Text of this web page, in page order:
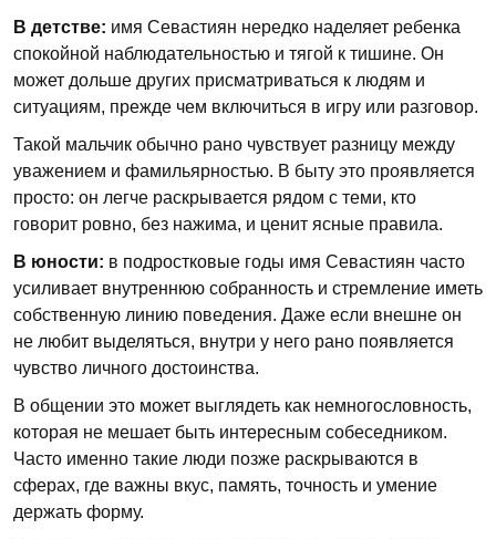
В детстве: имя Севастиян нередко наделяет ребенка
спокойной наблюдательностью и тягой к тишине. Он
может дольше других присматриваться к людям и
ситуациям, прежде чем включиться в игру или разговор.
Такой мальчик обычно рано чувствует разницу между
уважением и фамильярностью. В быту это проявляется
просто: он легче раскрывается рядом с теми, кто
говорит ровно, без нажима, и ценит ясные правила.
В юности: в подростковые годы имя Севастиян часто
усиливает внутреннюю собранность и стремление иметь
собственную линию поведения. Даже если внешне он
не любит выделяться, внутри у него рано появляется
чувство личного достоинства.
В общении это может выглядеть как немногословность,
которая не мешает быть интересным собеседником.
Часто именно такие люди позже раскрываются в
сферах, где важны вкус, память, точность и умение
держать форму.